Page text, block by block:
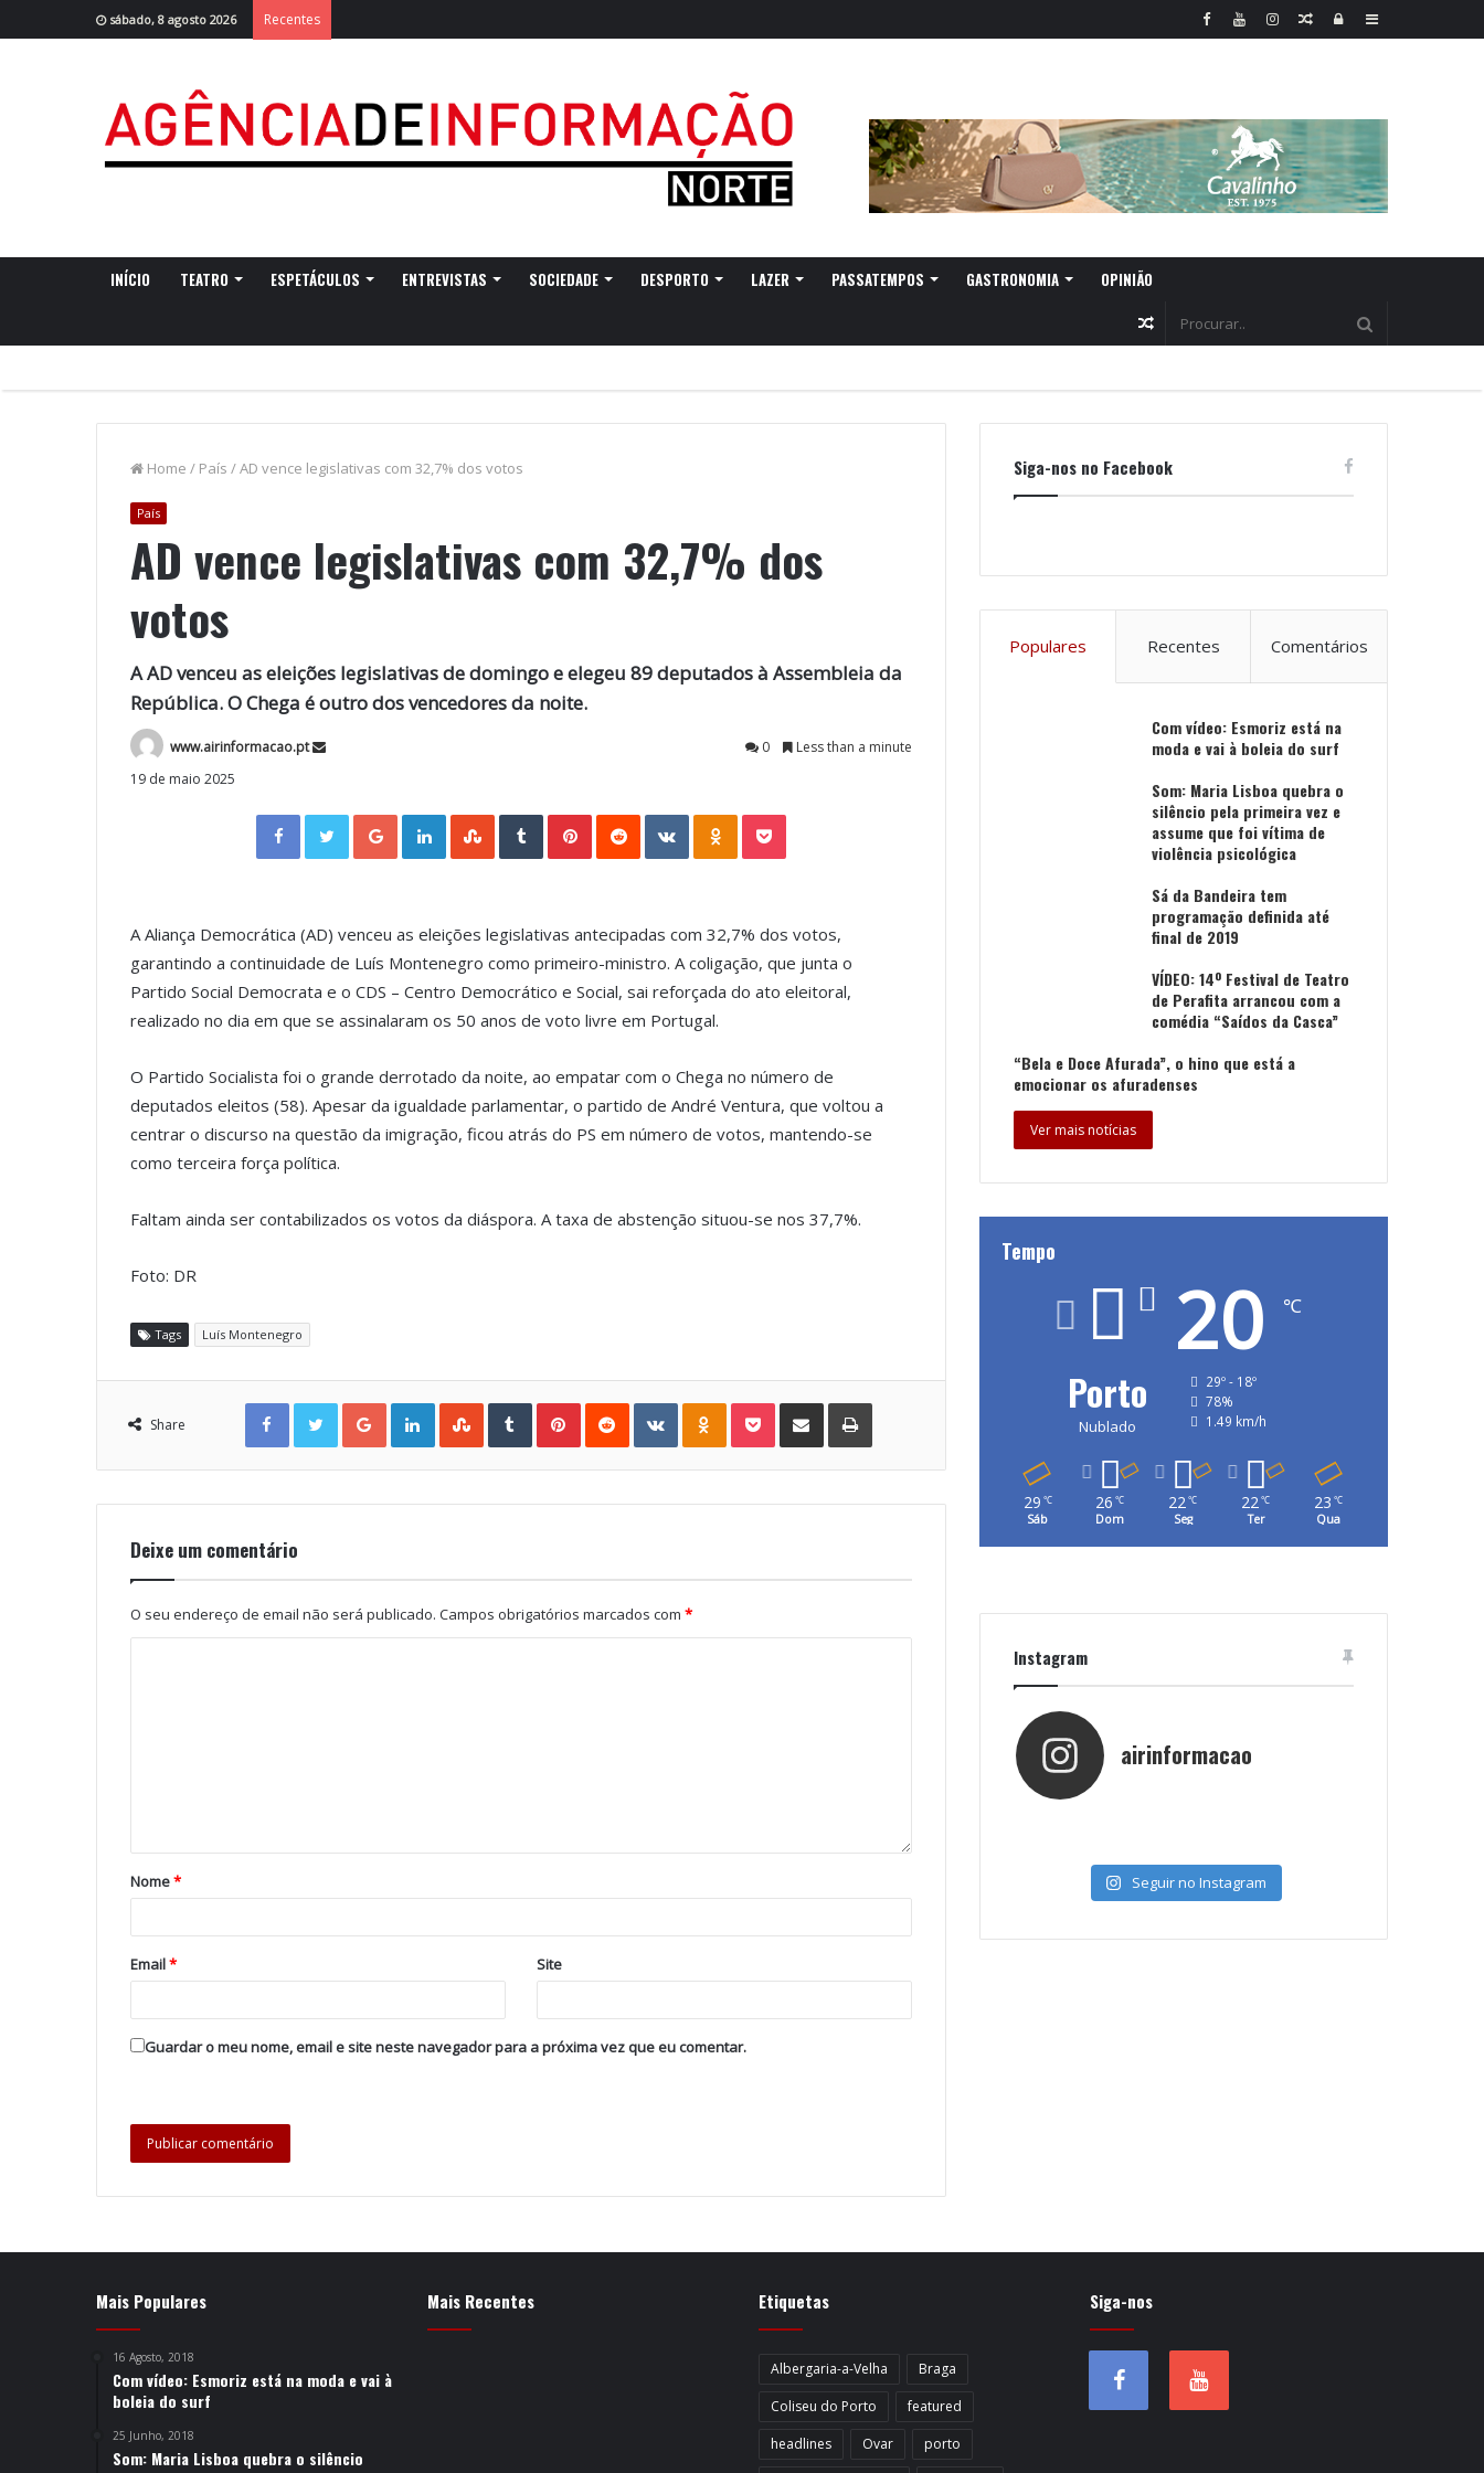
sábado, 8 agosto 2026 Recentes Sidebar
Log
Random
INÍCIO TEATRO ESPETÁCULOS ENTREVISTAS SOCIEDADE DESPORTO LAZER PASSATEMPOS GASTRONOMIA OPINIÃO
Random
Home / País /AD vence legislativas com 32,7% dos votos
País
AD vence legislativas com 32,7% dos
votos
A AD venceu as eleições legislativas de domingo e elegeu 89 deputados à Assembleia da
República. O Chega é outro dos vencedores da noite.
www.airinformacao.pt 0
Less than a minute
19 de maio 2025
Facebook Twitter Google+ LinkedIn StumbleUpon Tumblr VKontakte
A Aliança Democrática (AD) venceu as eleições legislativas antecipadas com 32,7% dos votos,
garantindo a continuidade de Luís Montenegro como primeiro-ministro. A coligação, que junta o
Partido Social Democrata e o CDS – Centro Democrático e Social, sai reforçada do ato eleitoral,
realizado no dia em que se assinalaram os 50 anos de voto livre em Portugal.
O Partido Socialista foi o grande derrotado da noite, ao empatar com o Chega no número de
deputados eleitos (58). Apesar da igualdade parlamentar, o partido de André Ventura, que voltou a
centrar o discurso na questão da imigração, ficou atrás do PS em número de votos, mantendo-se
como terceira força política.
Faltam ainda ser contabilizados os votos da diáspora. A taxa de abstenção situou-se nos 37,7%.
Foto: DR
Tags Luís Montenegro
Share
Facebook Twitter Google+ LinkedIn StumbleUpon Tumblr Pinterest Reddit VKontakte Odnoklassniki Pocket Share via Email Print
Deixe um comentário
O seu endereço de email não será publicado. Campos obrigatórios marcados com *
Nome*
Email* Site
Guardar o meu nome, email e site neste navegador para a próxima vez que eu comentar.
Siga-nos no Facebook
Populares Recentes Comentários
Com vídeo: Esmoriz está na
moda e vai à boleia do surf
Som: Maria Lisboa quebra o
silêncio pela primeira vez e
assume que foi vítima de
violência psicológica
Sá da Bandeira tem
programação definida até
final de 2019
VÍDEO: 14º Festival de Teatro
de Perafita arrancou com a
comédia “Saídos da Casca”
“Bela e Doce Afurada”, o hino que está a
emocionar os afuradenses
Ver mais notícias
Tempo
Porto
Nublado
20 ℃
29º - 18º
78%
1.49 km/h
29 ℃
Sáb
26 ℃
Dom
22℃
Seg
22℃
Ter
23 ℃
Qua
Instagram
airinformacao
Seguir no Instagram
Mais Populares
16 Agosto, 2018
Com vídeo: Esmoriz está na moda e vai à
boleia do surf
25 Junho, 2018
Som: Maria Lisboa quebra o silêncio
Mais Recentes Etiquetas
Albergaria-a-Velha
Braga
Coliseu do Porto
featured
headlines
Ovar
porto
Siga-nos